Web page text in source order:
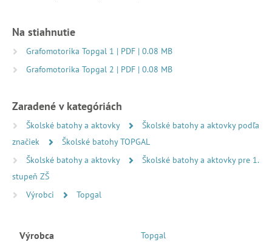
Na stiahnutie
Grafomotorika Topgal 1 | PDF | 0.08 MB
Grafomotorika Topgal 2 | PDF | 0.08 MB
Zaradené v kategóriách
Školské batohy a aktovky
Školské batohy a aktovky podľa
značiek
Školské batohy TOPGAL
Školské batohy a aktovky
Školské batohy a aktovky pre 1.
stupeň ZŠ
Výrobci
Topgal
Výrobca Topgal